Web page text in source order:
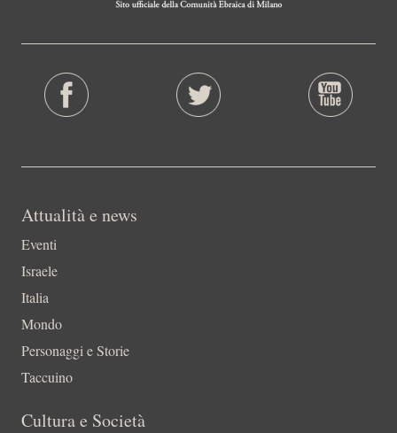
Attualità e news
Eventi
Israele
Italia
Mondo
Personaggi e Storie
Taccuino
Cultura e Società